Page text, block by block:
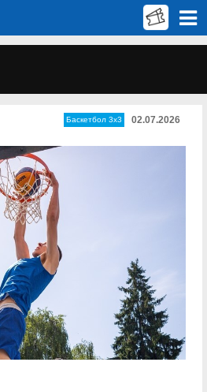
Баскетбол 3х3 02.07.2026